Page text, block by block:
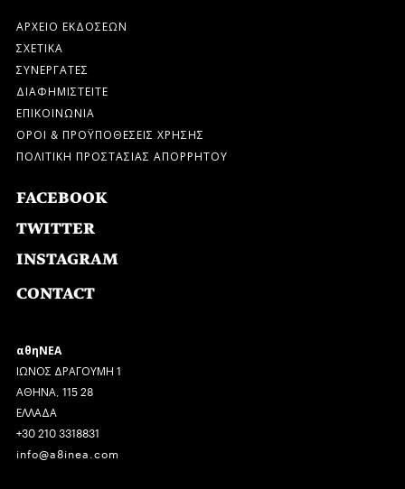
ΑΡΧΕΙΟ ΕΚΔΟΣΕΩΝ
ΣΧΕΤΙΚΑ
ΣΥΝΕΡΓΑΤΕΣ
ΔΙΑΦΗΜΙΣΤΕΙΤΕ
ΕΠΙΚΟΙΝΩΝΙΑ
ΟΡΟΙ & ΠΡΟΫΠΟΘΕΣΕΙΣ ΧΡΗΣΗΣ
ΠΟΛΙΤΙΚΗ ΠΡΟΣΤΑΣΙΑΣ ΑΠΟΡΡΗΤΟΥ
FACEBOOK
TWITTER
INSTAGRAM
CONTACT
αθηΝΕΑ
ΙΩΝΟΣ ΔΡΑΓΟΥΜΗ 1
ΑΘΗΝΑ, 115 28
ΕΛΛΑΔΑ
+30 210 3318831
info@a8inea.com